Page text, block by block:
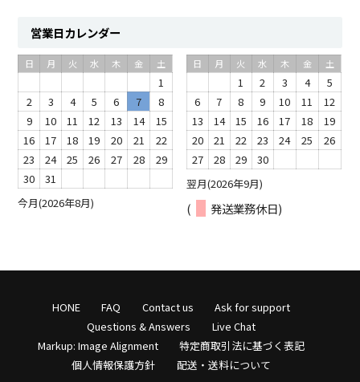
営業日カレンダー
今月(2026年8月)
日 月 火 水 木 金 土
1
2
3 4 5 6 7
8
9
10 11 12 13 14
15
16
17 18 19 20 21
22
23
24 25 26 27 28
29
30
31 翌月(2026年9月)
日 月 火 水 木 金 土
1 2 3 4
5
6
7 8 9 10 11
12
13
14 15 16 17 18
19
20
21 22 23 24 25
26
27
28 29 30
( 発送業務休日)
HONE FAQ Contact us
Ask for support
Questions & Answers
Live Chat
Markup: Image Alignment
特定商取引法に基づく表記
個人情報保護方針
配送・送料について